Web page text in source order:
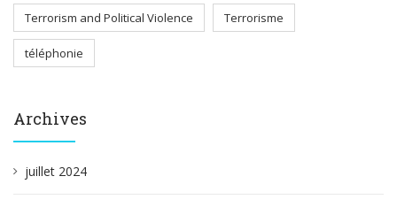
Terrorism and Political Violence Terrorisme
téléphonie
Archives
juillet 2024